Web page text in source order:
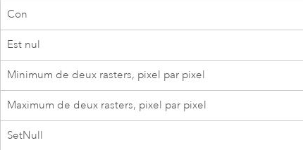
Con
Est nul
Minimum de deux rasters, pixel par pixel
Maximum de deux rasters, pixel par pixel
SetNull